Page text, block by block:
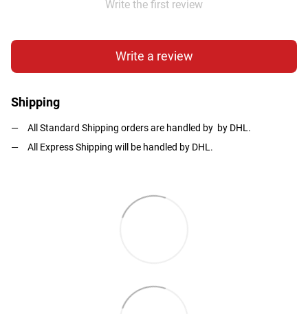
Write the first review
Write a review
Shipping
All Standard Shipping orders are handled by by DHL.
All Express Shipping will be handled by DHL.